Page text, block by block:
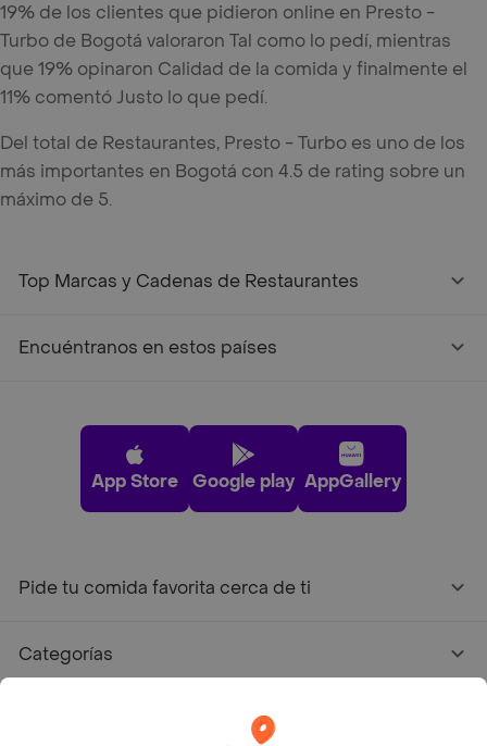
19% de los clientes que pidieron online en Presto -
Turbo de Bogotá valoraron Tal como lo pedí, mientras
que 19% opinaron Calidad de la comida y finalmente el
11% comentó Justo lo que pedí.
Del total de Restaurantes, Presto - Turbo es uno de los
más importantes en Bogotá con 4.5 de rating sobre un
máximo de 5.
Top Marcas y Cadenas de Restaurantes
Encuéntranos en estos países
App Store Google play AppGallery
Pide tu comida favorita cerca de ti
Categorías